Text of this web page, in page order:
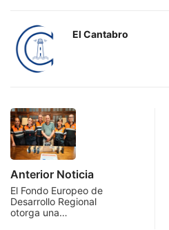
El Cantabro
Anterior Noticia
El Fondo Europeo de
Desarrollo Regional
otorga una…